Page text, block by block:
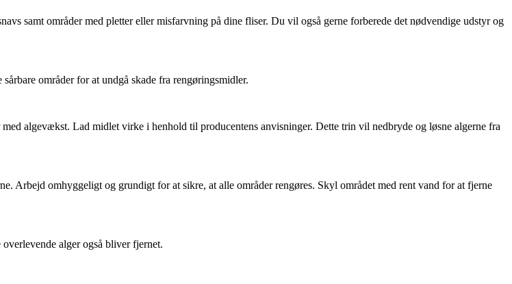
samt områder med pletter eller misfarvning på dine fliser. Du vil også gerne forberede det nødvendige udstyr og
områder for at undgå skade fra rengøringsmidler.
algevækst. Lad midlet virke i henhold til producentens anvisninger. Dette trin vil nedbryde og løsne algerne fra
Arbejd omhyggeligt og grundigt for at sikre, at alle områder rengøres. Skyl området med rent vand for at fjerne
alger også bliver fjernet.